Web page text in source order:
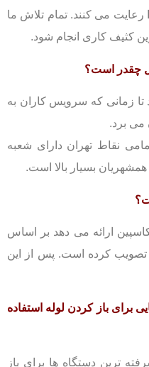
رعایت می کنند. تمام تلاش ما
کثیف کاری انجام شود.
چقدر است؟
زمانی که سرویس کاران به
نقاط تهران دارای شعبه
بسیار بالا است.
ارائه می دهد بر اساس
تصویب کرده است. پس از این
برای باز کردن لوله استفاده
ترین دستگاه ها برای باز